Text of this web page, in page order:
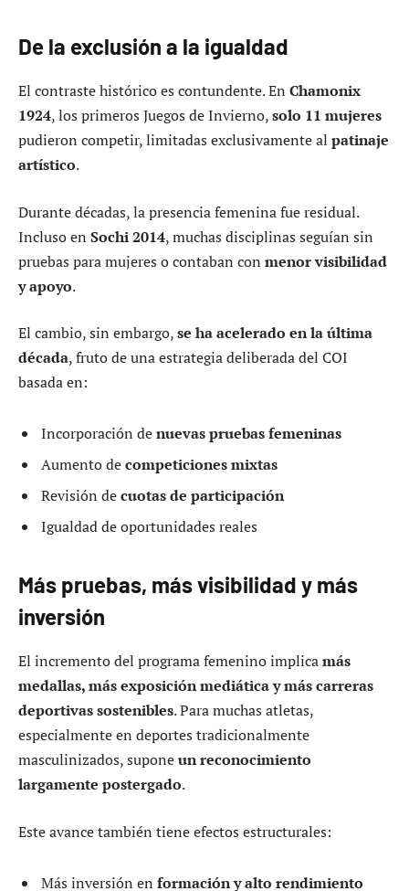
De la exclusión a la igualdad
El contraste histórico es contundente. En Chamonix
1924, los primeros Juegos de Invierno,solo 11 mujeres
pudieron competir, limitadas exclusivamente al patinaje
artístico.
Durante décadas, la presencia femenina fue residual.
Incluso en Sochi 2014, muchas disciplinas seguían sin
pruebas para mujeres o contaban con menor visibilidad
y apoyo.
El cambio, sin embargo,se ha acelerado en la última
década, fruto de una estrategia deliberada del COI
basada en:
Incorporación denuevas pruebas femeninas
Aumento decompeticiones mixtas
Revisión decuotas de participación
Igualdad de oportunidades reales
Más pruebas, más visibilidad y más
inversión
El incremento del programa femenino implicamás
medallas, más exposición mediática y más carreras
deportivas sostenibles. Para muchas atletas,
especialmente en deportes tradicionalmente
masculinizados, suponeun reconocimiento
largamente postergado.
Este avance también tiene efectos estructurales:
Más inversión en formación y alto rendimiento